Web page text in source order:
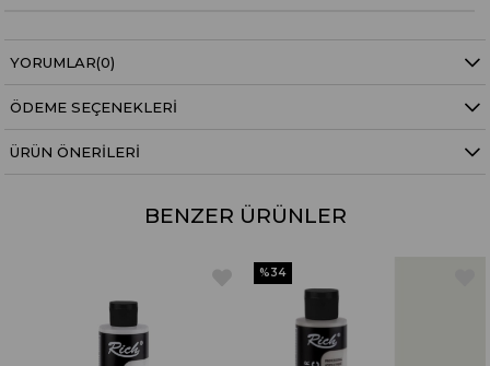
YORUMLAR(0)
ÖDEME SEÇENEKLERI
ÜRÜN ÖNERILERI
BENZER ÜRÜNLER
%34